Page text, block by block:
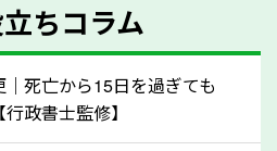
でも、高価買取が可能です。
す。「廃車＝買取できない」
ちコラム
死亡から15日を過ぎても
政書士監修】